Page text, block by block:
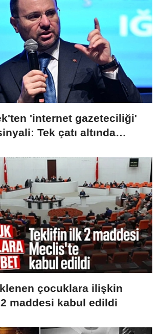
'internet gazeteciliği'
Tek çatı altında
çocuklara ilişkin
maddesi kabul edildi